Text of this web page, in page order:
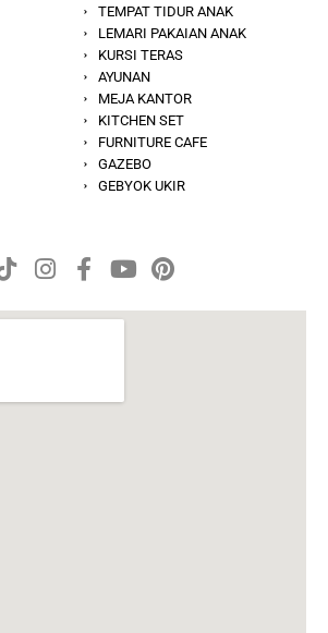
TEMPAT TIDUR ANAK
LEMARI PAKAIAN ANAK
KURSI TERAS
AYUNAN
MEJA KANTOR
KITCHEN SET
FURNITURE CAFE
GAZEBO
GEBYOK UKIR